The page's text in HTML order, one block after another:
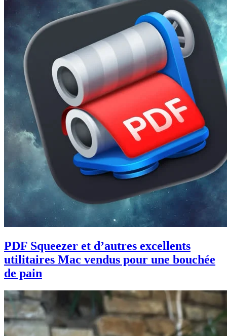
PDF Squeezer et d’autres excellents
utilitaires Mac vendus pour une bouchée
de pain